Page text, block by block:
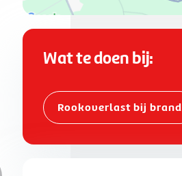
Wat te doen bij:
Rookoverlast bij brand